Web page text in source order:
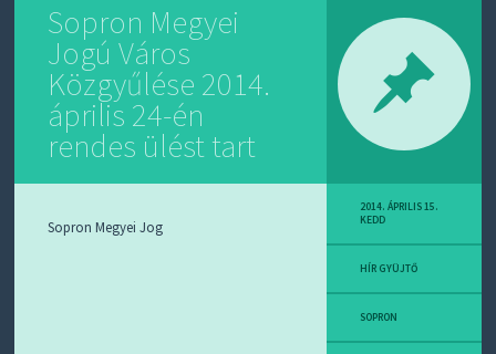
Sopron Megyei
Jogú Város
Közgyűlése 2014.
április 24-én
rendes ülést tart
Sopron Megyei Jog
2014. ÁPRILIS 15.
KEDD
HÍR GYÜJTŐ
SOPRON